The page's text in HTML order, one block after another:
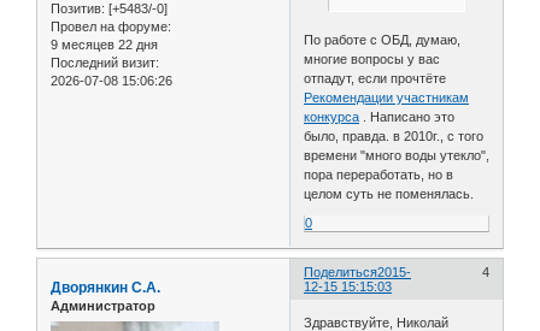
Позитив: [+5483/-0]
Провел на форуме:
9 месяцев 22 дня
Последний визит:
2026-07-08 15:06:26
По работе с ОБД, думаю,
многие вопросы у вас
отпадут, если прочтёте
Рекомендации участникам
конкурса . Написано это
было, правда. в 2010г., с того
времени "много воды утекло",
пора переработать, но в
целом суть не поменялась.
0
Поделиться 4
2015-
12-15 15:15:03
Дворянкин С.А.
Администратор
Здравствуйте, Николай